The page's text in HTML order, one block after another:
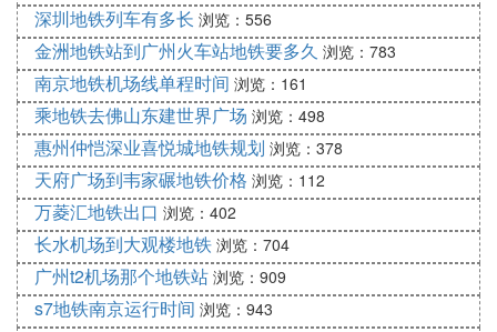
❻ 武汉地铁2号线全程有多少站
武汉地铁2号线，全程有21站，全程共为约27.4公
里。从金银潭乘坐轨道交通2号线, 经过20站, 到达光
谷广场站。
❼ 关于武汉二号地铁
轨道交通近期建设任务
根据城市对快速轨道交通的阶段性需求和城市经济条
件，用10年左右的时间，基本建成武汉市城市快速轨
道交通骨干线路，沟通长江两岸，适应主要客流走廊
深圳地铁列车有多长 浏览：556
金洲地铁站到广州火车站地铁要多久 浏览：783
南京地铁机场线单程时间 浏览：161
乘地铁去佛山东建世界广场 浏览：498
惠州仲恺深业喜悦城地铁规划 浏览：378
天府广场到韦家碾地铁价格 浏览：112
万菱汇地铁出口 浏览：402
长水机场到大观楼地铁 浏览：704
广州t2机场那个地铁站 浏览：909
s7地铁南京运行时间 浏览：943